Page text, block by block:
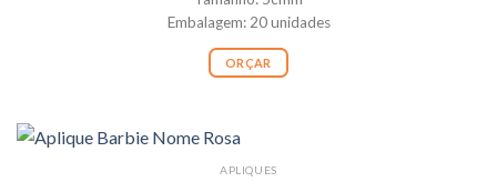
Embalagem: 20 unidades
ORÇAR
APLIQUES